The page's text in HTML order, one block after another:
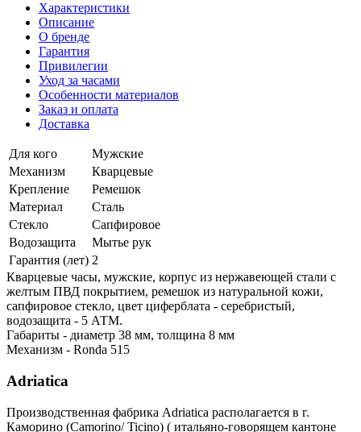
Характеристики
Описание
О бренде
Гарантия
Привилегии
Уход за часами
Особенности материалов
Заказ и оплата
Доставка
Для кого
Мужские
Механизм
Кварцевые
Крепление
Ремешок
Материал
Сталь
Стекло
Сапфировое
Водозащита
Мытье рук
Гарантия (лет) 2
Кварцевые часы, мужские, корпус из нержавеющей стали с
желтым ПВД покрытием, ремешок из натуральной кожи,
сапфировое стекло, цвет циферблата - серебристый,
водозащита - 5 АТМ.
Габариты - диаметр 38 мм, толщина 8 мм
Механизм - Ronda 515
Adriatica
Производственная фабрика Adriatica располагается в г.
Каморино (Camorino/ Ticino) ( итальяно-говорящем кантоне